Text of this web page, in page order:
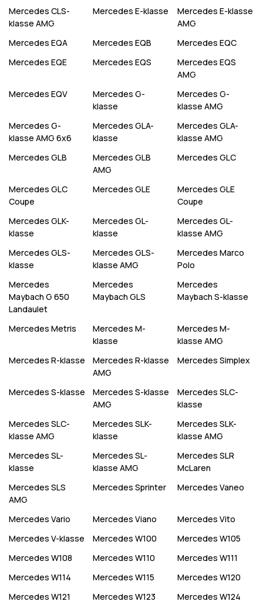
Mercedes CLS-
klasse AMG
Mercedes E-klasse Mercedes E-klasse
AMG
Mercedes EQA Mercedes EQB Mercedes EQC
Mercedes EQE Mercedes EQS Mercedes EQS
AMG
Mercedes EQV Mercedes G-
klasse
Mercedes G-
klasse AMG
Mercedes G-
klasse AMG 6x6
Mercedes GLA-
klasse
Mercedes GLA-
klasse AMG
Mercedes GLB Mercedes GLB
AMG
Mercedes GLC
Mercedes GLC
Coupe
Mercedes GLE Mercedes GLE
Coupe
Mercedes GLK-
klasse
Mercedes GL-
klasse
Mercedes GL-
klasse AMG
Mercedes GLS-
klasse
Mercedes GLS-
klasse AMG
Mercedes Marco
Polo
Mercedes
Maybach G 650
Landaulet
Mercedes
Maybach GLS
Mercedes
Maybach S-klasse
Mercedes Metris Mercedes M-
klasse
Mercedes M-
klasse AMG
Mercedes R-klasse Mercedes R-klasse
AMG
Mercedes Simplex
Mercedes S-klasse Mercedes S-klasse
AMG
Mercedes SLC-
klasse
Mercedes SLC-
klasse AMG
Mercedes SLK-
klasse
Mercedes SLK-
klasse AMG
Mercedes SL-
klasse
Mercedes SL-
klasse AMG
Mercedes SLR
McLaren
Mercedes SLS
AMG
Mercedes Sprinter Mercedes Vaneo
Mercedes Vario Mercedes Viano Mercedes Vito
Mercedes V-klasse Mercedes W100 Mercedes W105
Mercedes W108 Mercedes W110 Mercedes W111
Mercedes W114 Mercedes W115 Mercedes W120
Mercedes W121 Mercedes W123 Mercedes W124